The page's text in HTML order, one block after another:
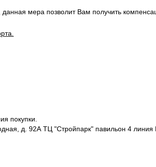
мера позволит Вам получить
покупки.
д. 92А ТЦ "Стройпарк" павильон 4 линия